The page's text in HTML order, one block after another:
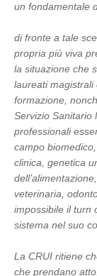
un fondamentale
di fronte a tale
propria più viva
la situazione che
laureati magistrali
formazione,
Servizio Sanitario
professionali
campo
clinica, genetica
veterinaria,
impossibile il turn
sistema nel suo
La CRUI ritiene
che prendano